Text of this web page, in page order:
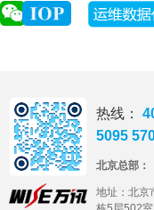
热线：
5095
北京总部：
地址： 北京